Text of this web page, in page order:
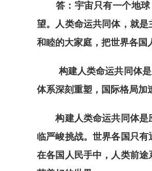
答：宇宙只有一个地球
望。人类命运共同体，就
和睦的大家庭，把世界各国
构建人类命运共同体
体系深刻重塑，国际格局加
构建人类命运共同体是应
临严峻挑战。世界各国只
在各国人民手中，人类前